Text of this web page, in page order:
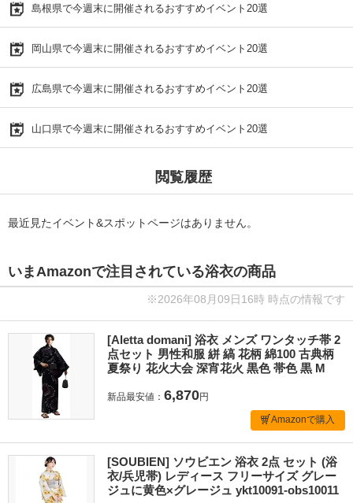
島根県で今週末に開催されるおすすめイベント20選
岡山県で今週末に開催されるおすすめイベント20選
広島県で今週末に開催されるおすすめイベント20選
山口県で今週末に開催されるおすすめイベント20選
閲覧履歴
最近見たイベント&スポットページはありません。
いまAmazonで注目されている浴衣の商品
※2026年08月09日16時 時点の情報です
[Aletta domani] 浴衣 メンズ ワンタッチ帯 2
点セット 男性和服 絣 縞 花柄 綿100 古典柄
夏祭り 花火大会 深宵花火 黒色 帯色 黒 M
新品最安値： 6,870円
Amazonで購入
[SOUBIEN] ソウビエン 浴衣 2点 セット (浴
衣/兵児帯) レディース フリーサイズ グレー
ジュに黄色×グレージュ ykt10091-obs10011